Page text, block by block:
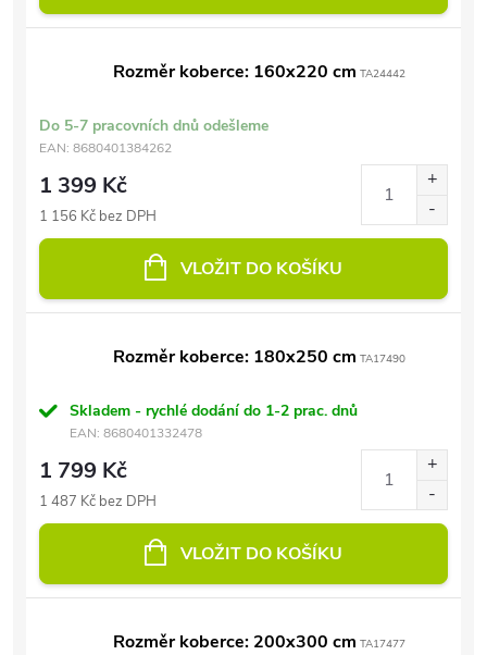
Rozměr koberce: 160x220 cm TA24442
Do 5-7 pracovních dnů odešleme
EAN: 8680401384262
1 399 Kč
1 156 Kč bez DPH
VLOŽIT DO KOŠÍKU
Rozměr koberce: 180x250 cm TA17490
Skladem - rychlé dodání do 1-2 prac. dnů
EAN: 8680401332478
1 799 Kč
1 487 Kč bez DPH
VLOŽIT DO KOŠÍKU
Rozměr koberce: 200x300 cm TA17477